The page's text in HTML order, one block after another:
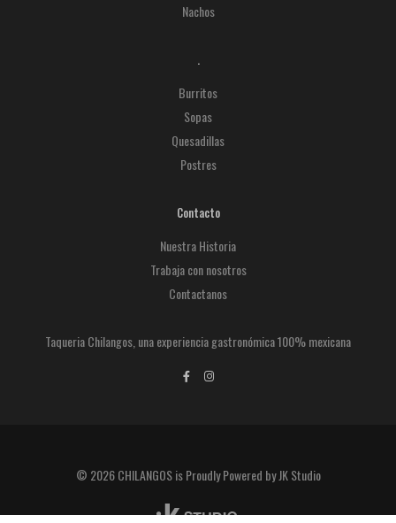
Nachos
.
Burritos
Sopas
Quesadillas
Postres
Contacto
Nuestra Historia
Trabaja con nosotros
Contactanos
Taqueria Chilangos, una experiencia gastronómica 100% mexicana
© 2026 CHILANGOS is Proudly Powered by JK Studio